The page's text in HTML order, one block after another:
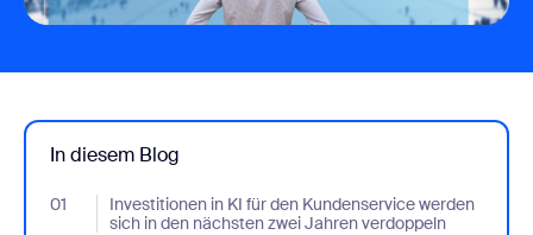
In diesem Blog
01
Investitionen in KI für den Kundenservice werden
sich in den nächsten zwei Jahren verdoppeln
- Jumplink to Investitionen in KI für den Kundenservice werden